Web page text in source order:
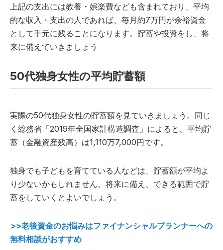
上記の支出には教養・娯楽費なども含まれており、平均
的な収入・支出の人であれば、毎月約7万円が余裕資金
として手元に残ることになります。貯蓄や投資をし、将
来に備えていきましょう
50代独身女性の平均貯蓄額
実際の50代独身女性の貯蓄額を見ていきましょう。同じ
く総務省「2019年全国家計構造調査」によると、平均貯
蓄（金融資産残高）は1,110万7,000円です。
独身でも子どもを育てている人などは、貯蓄額が平均よ
り少ないかもしれません。将来に備え、できる範囲で貯
蓄をしていくとよいでしょう。
>>老後資金のお悩みはファイナンシャルプランナーへの
無料相談がおすすめ